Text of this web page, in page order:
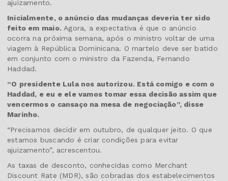
ajuizamento.
Inicialmente, o anúncio das mudanças deveria ter sido
feito em maio.Agora, a expectativa é que o anúncio
ocorra na próxima semana, após o ministro voltar de uma
viagem à República Dominicana. O martelo deve ser batido
em conjunto com o ministro da Fazenda, Fernando
Haddad.
“O presidente Lula nos autorizou. Está comigo e com o
Haddad, e eu e ele vamos tomar essa decisão assim que
vencermos o cansaço na mesa de negociação”, disse
Marinho.
“Precisamos decidir em outubro, de qualquer jeito. O que
estamos buscando é criar condições para evitar
ajuizamento”, acrescentou.
As taxas de desconto, conhecidas como Merchant
Discount Rate (MDR), são cobradas dos estabelecimentos